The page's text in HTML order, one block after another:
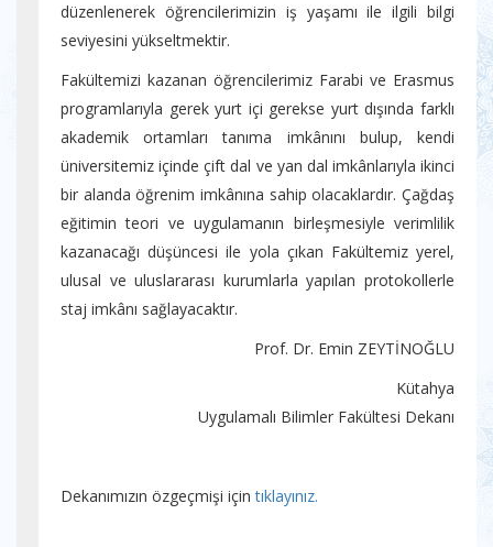
düzenlenerek öğrencilerimizin iş yaşamı ile ilgili bilgi
seviyesini yükseltmektir.
Fakültemizi kazanan öğrencilerimiz Farabi ve Erasmus
programlarıyla gerek yurt içi gerekse yurt dışında farklı
akademik ortamları tanıma imkânını bulup, kendi
üniversitemiz içinde çift dal ve yan dal imkânlarıyla ikinci
bir alanda öğrenim imkânına sahip olacaklardır. Çağdaş
eğitimin teori ve uygulamanın birleşmesiyle verimlilik
kazanacağı düşüncesi ile yola çıkan Fakültemiz yerel,
ulusal ve uluslararası kurumlarla yapılan protokollerle
staj imkânı sağlayacaktır.
Prof. Dr. Emin ZEYTİNOĞLU
Kütahya
Uygulamalı Bilimler Fakültesi Dekanı
Dekanımızın özgeçmişi içintıklayınız.